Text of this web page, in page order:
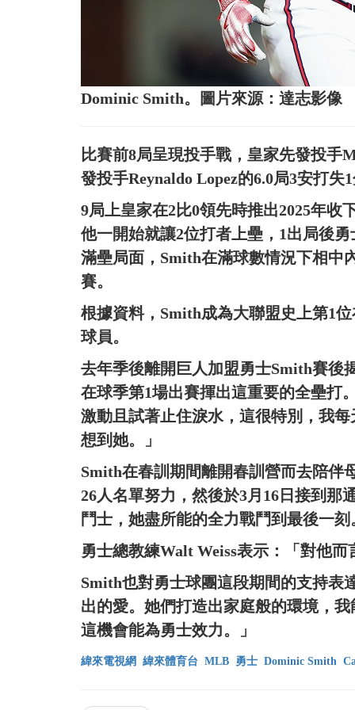
Dominic Smith。圖片來源：達志影像
比賽前8局呈現投手戰，皇家先發投手
發投手Reynaldo Lopez的6.0局3安打失
9局上皇家在2比0領先時推出2025年收
他一開始就讓2位打者上壘，1出局後
滿壘局面，Smith在滿球數情況下相中
賽。
根據資料，Smith成為大聯盟史上第1
球員。
去年季後離開巨人加盟勇士Smith賽後
在球季第1場出賽揮出這重要的全壘打
激動且試著止住淚水，這很特別，我
想到她。」
Smith在春訓期間離開春訓營而去陪伴
26人名單努力，然後於3月16日接到那
鬥士，她盡所能的全力戰鬥到最後一刻
勇士總教練Walt Weiss表示：「對他
Smith也對勇士球團這段期間的支持表
出的愛。她們打造出家庭般的環境，
這機會能為勇士效力。」
緯來電視網 緯來體育台 MLB 勇士 Dominic Smith